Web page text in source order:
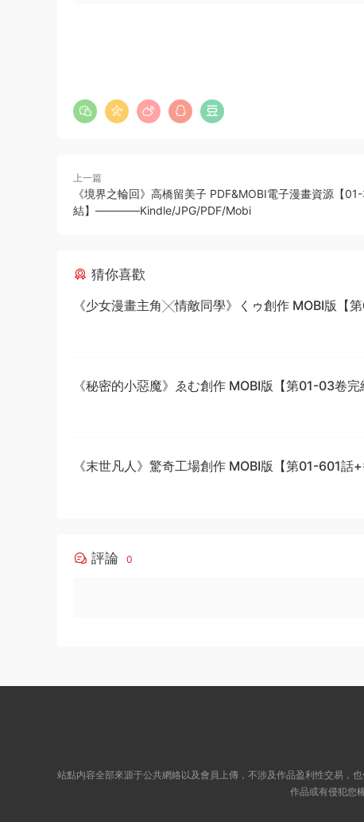
上一篇
《境界之輪回》高橋留美子 PDF&MOBI電子漫畫資源【
結】————Kindle/JPG/PDF/Mobi
猜你喜歡
《少女漫畫主角╳情敵同學》くゥ創作 MOBI版【
《秘密的小惡魔》ゑむ創作 MOBI版【第01-03卷完
《末世凡人》驚奇工場創作 MOBI版【第01-601話+
評論 0
站點内容全部來源于公共網絡以及會員上傳，不涉及作品盈利性交易，
作品或有侵犯您